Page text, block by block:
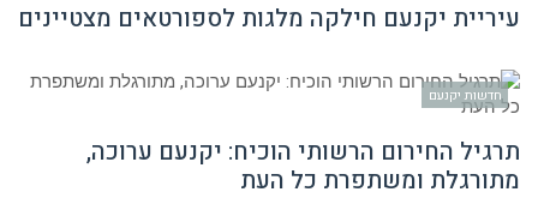
עיריית יקנעם חילקה מלגות לספורטאים מצטיינים
חדשות יקנעם
תרגיל החירום הרשותי הוכיח: יקנעם ערוכה,
מתורגלת ומשתפרת כל העת